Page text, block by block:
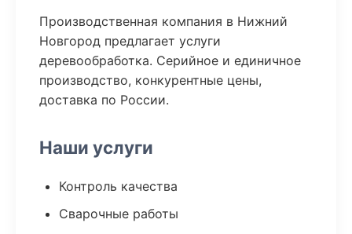
Производственная компания в Нижний
Новгород предлагает услуги
деревообработка. Серийное и единичное
производство, конкурентные цены,
доставка по России.
Наши услуги
Контроль качества
Сварочные работы